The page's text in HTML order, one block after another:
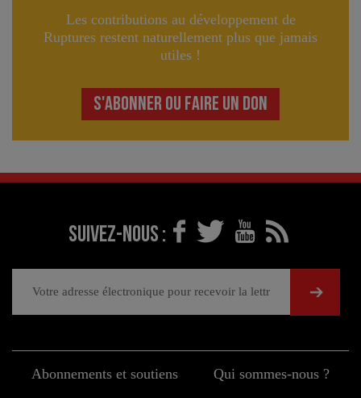
Les contributions au développement de
Ruptures restent naturellement plus que jamais
utiles !
S'ABONNER OU FAIRE UN DON
Suivez-nous :
Abonnements et soutiens Qui sommes-nous ?